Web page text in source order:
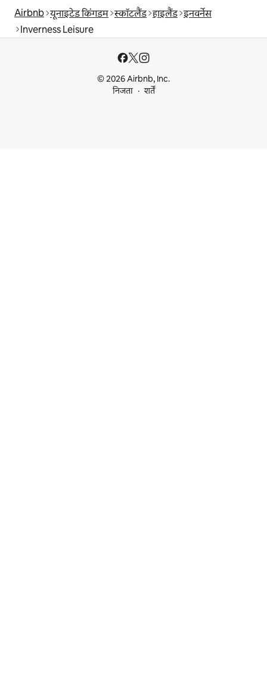
Airbnb यूनाइटेड किंगडम स्कॉटलैंड हाइलैंड इनवर्नेस
Inverness Leisure
© 2026 Airbnb, Inc.
निजता
शर्तें